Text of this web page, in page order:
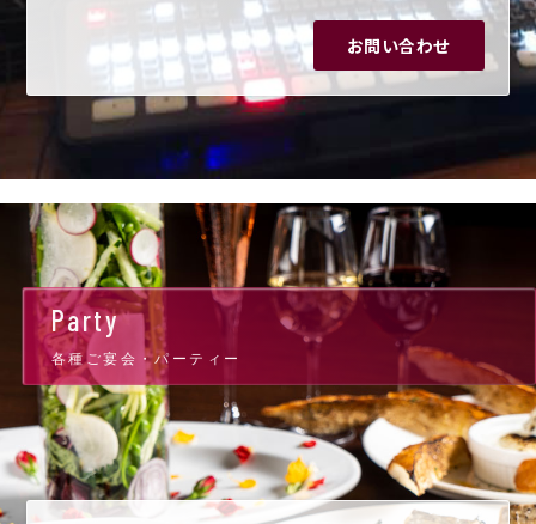
お問い合わせ
Party
各種ご宴会・パーティー